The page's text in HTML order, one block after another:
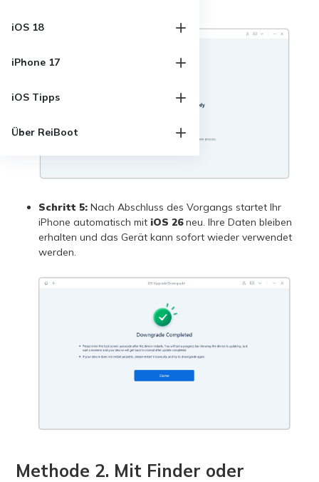
iOS 18
iPhone 17
iOS Tipps
Über ReiBoot
Schritt 5:Nach Abschluss des Vorgangs startet Ihr
iPhone automatisch mit iOS 26neu. Ihre Daten bleiben
erhalten und das Gerät kann sofort wieder verwendet
werden.
Methode 2. Mit Finder oder